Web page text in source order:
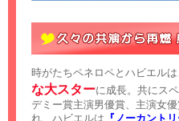
時がたちペネロペとハビエル
な大スターに成長。共にス
デミー賞主演男優賞、主演女
れ、ハビエルは 『ノーカントリ